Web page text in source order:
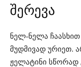
შერევა
ნელ-ნელა
მუდმივად ურიეთ.
ჟელატინი სწორად